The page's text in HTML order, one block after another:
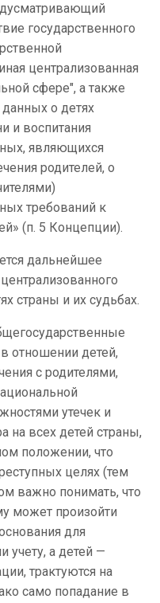
государственного
централизованная
сфере", а также
о детях
и воспитания
являющихся
родителей, о
требований к
(п. 5 Концепции).
дальнейшее
страны и их судьбах.
отношении детей,
с родителями,
утечек и
на всех детей страны,
положении, что
целях (тем
важно понимать, что
может произойти
для
учету, а детей —
трактуются на
само попадание в